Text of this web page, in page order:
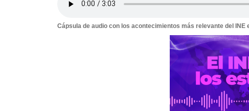
Cápsula de audio con los acontecimientos más relevante del INE